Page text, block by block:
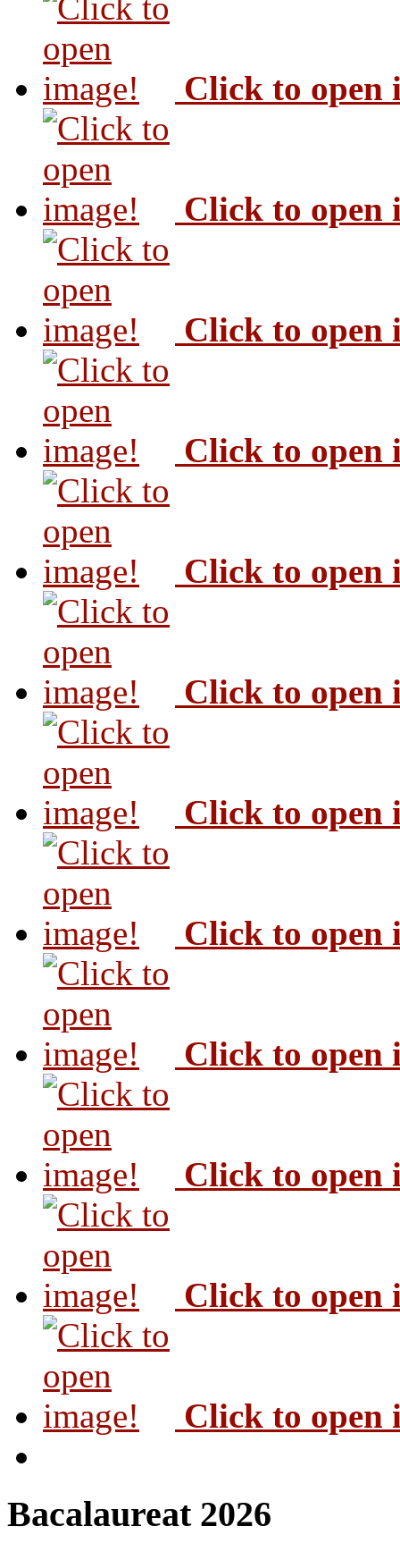
Click to open
Click to open
Click to open
Click to open
Click to open
Click to open
Click to open
Click to open
Click to open
Click to open
Click to open
Click to open
Bacalaureat 2026